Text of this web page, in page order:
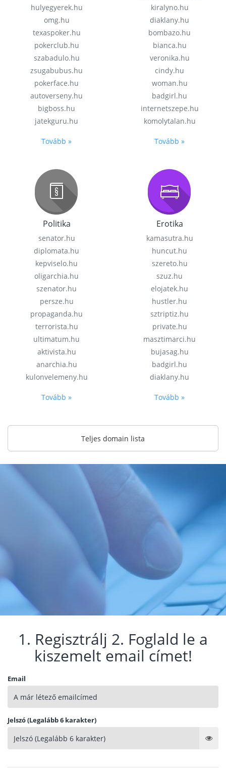
hulyegyerek.hu
omg.hu
texaspoker.hu
pokerclub.hu
szabadulo.hu
zsugabubus.hu
pokerface.hu
autoverseny.hu
bigboss.hu
jatekguru.hu
Tovább »
kiralyno.hu
diaklany.hu
bombazo.hu
bianca.hu
veronika.hu
cindy.hu
woman.hu
badgirl.hu
internetszepe.hu
komolytalan.hu
Tovább »
Politika
senator.hu
diplomata.hu
kepviselo.hu
oligarchia.hu
szenator.hu
persze.hu
propaganda.hu
terrorista.hu
ultimatum.hu
aktivista.hu
anarchia.hu
kulonvelemeny.hu
Tovább »
Erotika
kamasutra.hu
huncut.hu
szereto.hu
szuz.hu
elojatek.hu
hustler.hu
sztriptiz.hu
private.hu
masztimarci.hu
bujasag.hu
badgirl.hu
diaklany.hu
Tovább »
Teljes domain lista
1. Regisztrálj 2. Foglald le a
kiszemelt email címet!
Email
Jelszó (Legalább 6 karakter)